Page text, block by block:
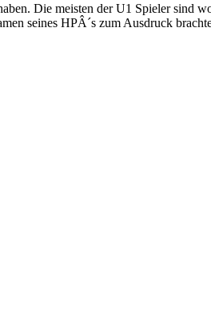
Die meisten der U1 Spieler sind
seines HPÂ´s zum Ausdruck